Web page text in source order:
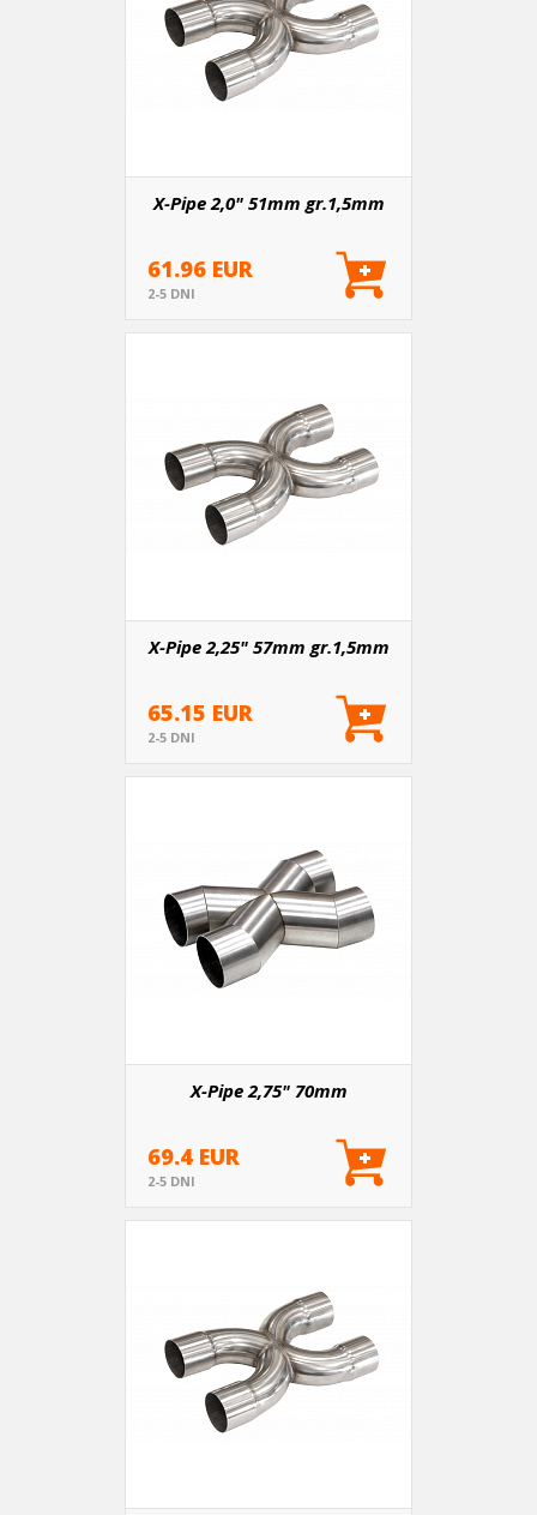
X-Pipe 2,0" 51mm gr.1,5mm
61.96 EUR
2-5 DNI
X-Pipe 2,25" 57mm gr.1,5mm
65.15 EUR
2-5 DNI
X-Pipe 2,75" 70mm
69.4 EUR
2-5 DNI